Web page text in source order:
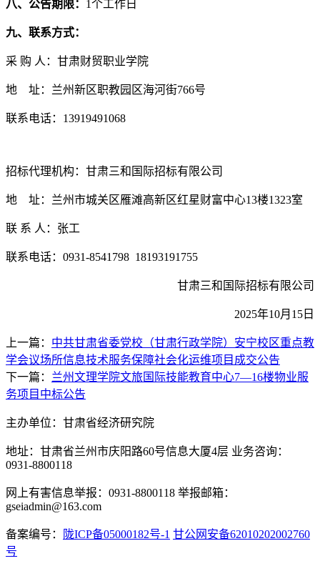
八、公告期限： 1个工作日
九、联系方式：
采 购 人： 甘肃财贸职业学院
地 址：兰州新区职教园区海河街766号
联系电话： 13919491068
招标代理机构：甘肃三和国际招标有限公司
地 址：兰州市城关区雁滩高新区红星财富中心13楼1323室
联 系 人： 张工
联系电话： 0931-8541798 18193191755
甘肃三和国际招标有限公司
2025年10月 15 日
上一篇： 中共甘肃省委党校（甘肃行政学院）安宁校区重点教
学会议场所信息技术服务保障社会化运维项目成交公告
下一篇： 兰州文理学院文旅国际技能教育中心7—16楼物业服
务项目中标公告
主办单位：甘肃省经济研究院
地址：甘肃省兰州市庆阳路60号信息大厦4层 业务咨询：
0931-8800118
网上有害信息举报：0931-8800118 举报邮箱：
gseiadmin@163.com
备案编号： 陇ICP备05000182号-1 甘公网安备62010202002760
号